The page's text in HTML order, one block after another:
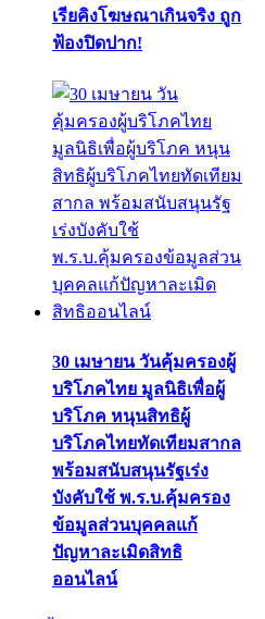
เรียคิงโฆษณาเกินจริง ถูก
ฟ้องปิดปาก!
30 เมษายน วันคุ้มครองผู้
บริโภคไทย มูลนิธิเพื่อผู้
บริโภค หนุนสิทธิผู้
บริโภคไทยทัดเทียมสากล
พร้อมสนับสนุนรัฐเร่ง
บังคับใช้ พ.ร.บ.คุ้มครอง
ข้อมูลส่วนบุคคลแก้
ปัญหาละเมิดสิทธิ
ออนไลน์